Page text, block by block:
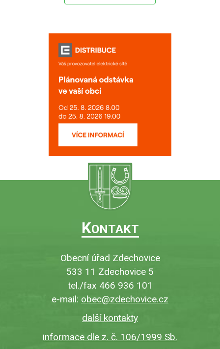
KONTAKT
Obecní úřad Zdechovice
533 11 Zdechovice 5
tel./fax 466 936 101
e-mail: obec@zdechovice.cz
další kontakty
informace dle z. č. 106/1999 Sb.